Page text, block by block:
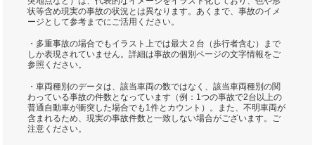
状等含め現実の事故の状況とは異なります。あくまで、事故のイメ
ージとして参考までにご活用ください。
・多重事故の場合でもイラスト上では最大２台（歩行者含む）まで
しか表現されていません。詳細は事故の個別ページの文字情報をご
参照ください。
・車両種別のデータは、該当車両の数ではなく、該当車両種別の関
わっている事故の件数となっています（例：1つの事故で2台以上の
普通自動車が衝突した場合でも1件とカウント）。また、不明車両が
含まれるため、現実の事故件数と一致しない場合がございます。ご
注意ください。